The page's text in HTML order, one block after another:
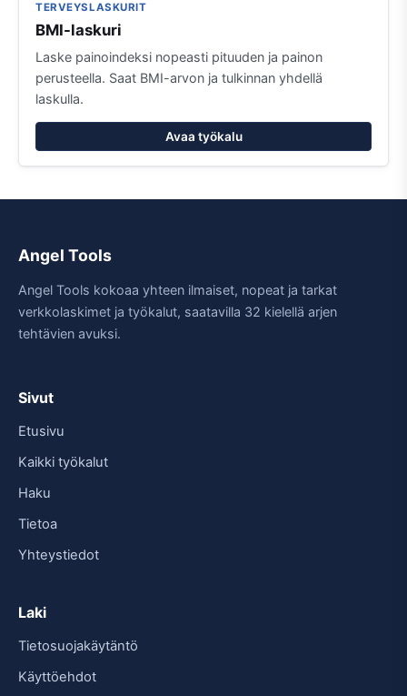
TERVEYSLASKURIT
BMI-laskuri
Laske painoindeksi nopeasti pituuden ja painon
perusteella. Saat BMI-arvon ja tulkinnan yhdellä
laskulla.
Avaa työkalu
Angel Tools
Angel Tools kokoaa yhteen ilmaiset, nopeat ja tarkat
verkkolaskimet ja työkalut, saatavilla 32 kielellä arjen
tehtävien avuksi.
Sivut
Etusivu
Kaikki työkalut
Haku
Tietoa
Yhteystiedot
Laki
Tietosuojakäytäntö
Käyttöehdot